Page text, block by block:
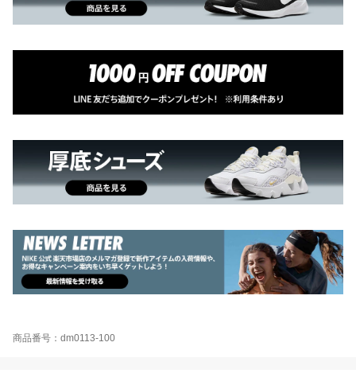
商品番号：dm0113-100